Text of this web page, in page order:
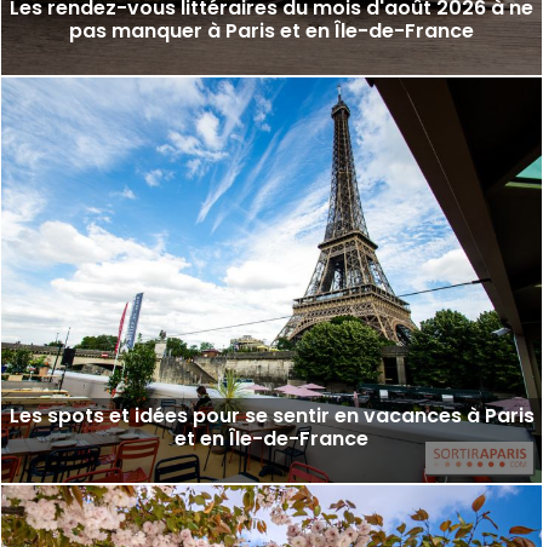
Les rendez-vous littéraires du mois d'août 2026 à ne
pas manquer à Paris et en Île-de-France
Les spots et idées pour se sentir en vacances à Paris
et en Île-de-France